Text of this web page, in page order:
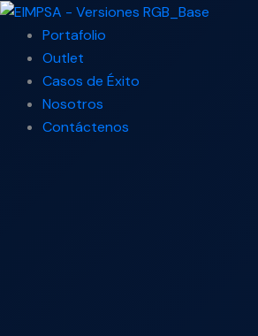
Ir
contenido
Portafolio
Outlet
Casos de Éxito
Nosotros
Contáctenos
Search